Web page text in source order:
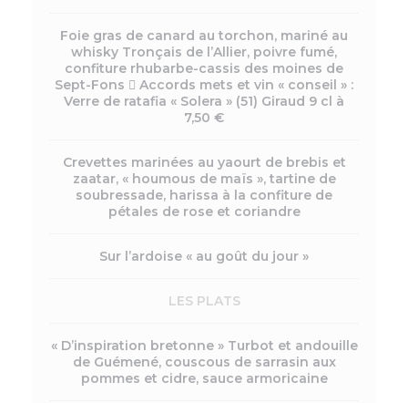
Foie gras de canard au torchon, mariné au
whisky Tronçais de l’Allier, poivre fumé,
confiture rhubarbe-cassis des moines de
Sept-Fons  Accords mets et vin « conseil » :
Verre de ratafia « Solera » (51) Giraud 9 cl à
7,50 €
Crevettes marinées au yaourt de brebis et
zaatar, « houmous de maïs », tartine de
soubressade, harissa à la confiture de
pétales de rose et coriandre
Sur l’ardoise « au goût du jour »
LES PLATS
« D’inspiration bretonne » Turbot et andouille
de Guémené, couscous de sarrasin aux
pommes et cidre, sauce armoricaine